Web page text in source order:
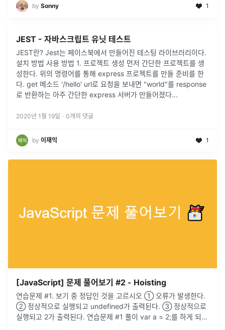
by Sonny 1
JEST - 자바스크립트 유닛 테스트
JEST란? Jest는 페이스북에서 만들어진 테스팅 라이브러리이다.
설치 방법 사용 방법 1. 프로젝트 생성 먼저 간단한 프로젝트를 생
성한다. 위의 명령어를 통해 express 프로젝트를 만들 준비를 한
다. get 메소드 '/hello' url로 요청을 보내면 "world"를 response
로 반환하는 아주 간단한 express 서버가 만들어졌다...
2020년 1월 19일 · 0개의 댓글
by 이재익 1
[JavaScript] 문제 풀어보기 #2 - Hoisting
연습문제 #1. 보기 중 정답인 것을 고르시오 ① 오류가 발생한다.
② 정상적으로 실행되고 undefined가 출력된다. ③ 정상적으로
실행되고 2가 출력된다. 연습문제 #1 풀이 var a = 2;를 하게 되면